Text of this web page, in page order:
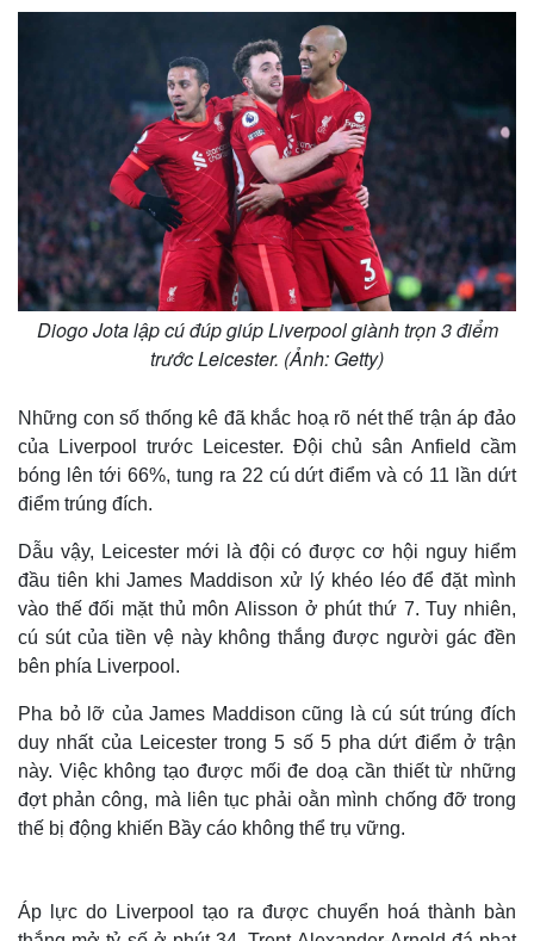
Diogo Jota lập cú đúp giúp Liverpool giành trọn 3 điểm
trước Leicester. (Ảnh: Getty)
Những con số thống kê đã khắc hoạ rõ nét thế trận áp đảo
của Liverpool trước Leicester. Đội chủ sân Anfield cầm
bóng lên tới 66%, tung ra 22 cú dứt điểm và có 11 lần dứt
điểm trúng đích.
Dẫu vậy, Leicester mới là đội có được cơ hội nguy hiểm
đầu tiên khi James Maddison xử lý khéo léo để đặt mình
vào thế đối mặt thủ môn Alisson ở phút thứ 7. Tuy nhiên,
cú sút của tiền vệ này không thắng được người gác đền
bên phía Liverpool.
Pha bỏ lỡ của James Maddison cũng là cú sút trúng đích
duy nhất của Leicester trong 5 số 5 pha dứt điểm ở trận
này. Việc không tạo được mối đe doạ cần thiết từ những
đợt phản công, mà liên tục phải oằn mình chống đỡ trong
thế bị động khiến Bầy cáo không thể trụ vững.
Áp lực do Liverpool tạo ra được chuyển hoá thành bàn